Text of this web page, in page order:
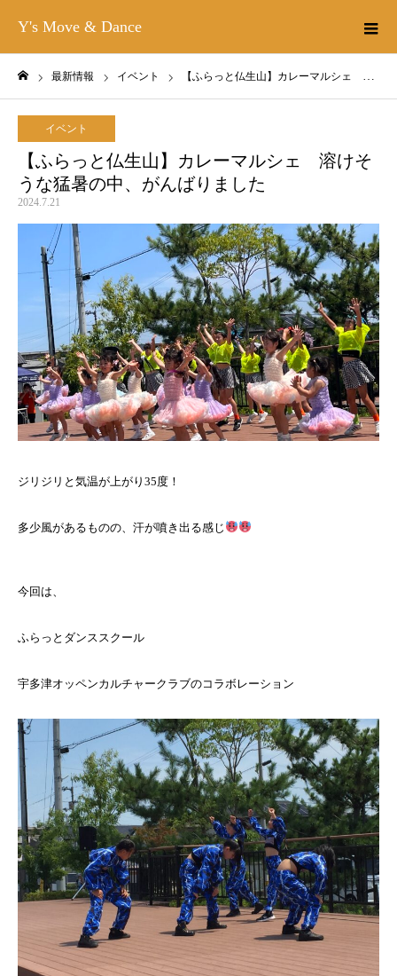
Y's Move & Dance
最新情報 イベント 【ふらっと仏生山】カレーマルシェ 溶けそうな猛暑の中、がんばりました
イベント
【ふらっと仏生山】カレーマルシェ 溶けそ
うな猛暑の中、がんばりました
2024.7.21
ジリジリと気温が上がり35度！
多少風があるものの、汗が噴き出る感じ
今回は、
ふらっとダンススクール
宇多津オッペンカルチャークラブのコラボレーション